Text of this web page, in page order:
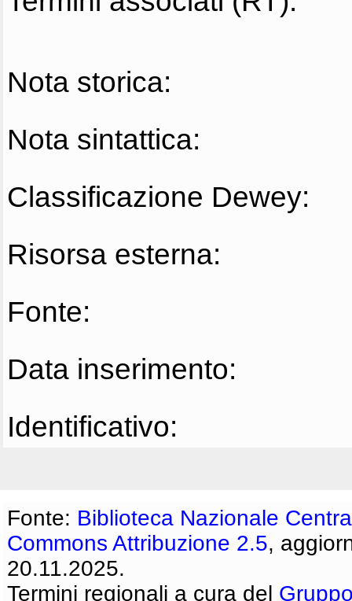
Nota storica:
Nota sintattica:
Classificazione Dewey:
Risorsa esterna:
Fonte:
Data inserimento:
Identificativo:
Fonte: Biblioteca Nazionale
Commons Attribuzione 2.5,
20.11.2025.
Termini regionali a cura del